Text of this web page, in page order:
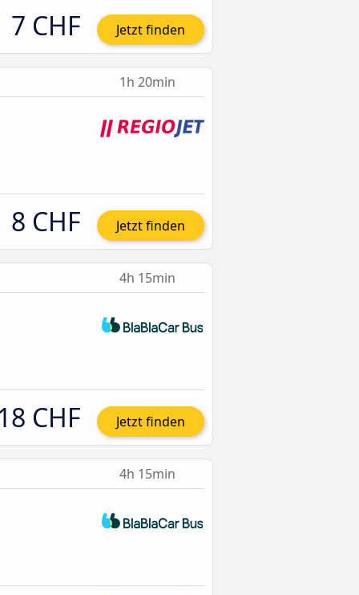
7 CHF Jetzt finden
1h 20min
8 CHF Jetzt finden
4h 15min
18 CHF Jetzt finden
4h 15min